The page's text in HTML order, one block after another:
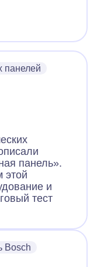
будет на
обувь,
панель,
время
детали.
панелей
панель».
этой
и
тест
Bosch